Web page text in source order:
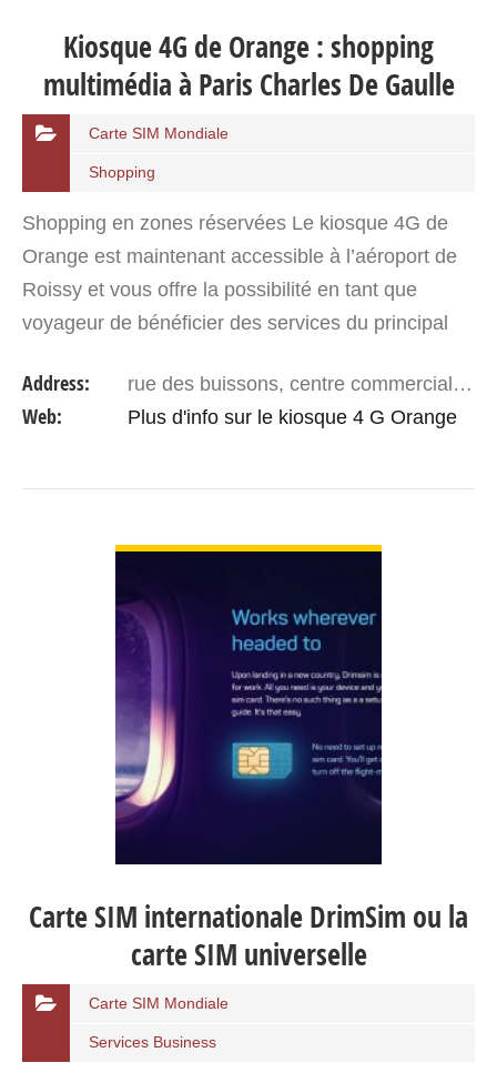
Kiosque 4G de Orange : shopping
multimédia à Paris Charles De Gaulle
Carte SIM Mondiale
Shopping
Shopping en zones réservées Le kiosque 4G de
Orange est maintenant accessible à l’aéroport de
Roissy et vous offre la possibilité en tant que
voyageur de bénéficier des services du principal
boutique des…
Address: rue des buissons, centre commercial aeroville zone aeroportuaire, 93290 tremblay en france
Web: Plus d'info sur le kiosque 4 G Orange
Carte SIM internationale DrimSim ou la
carte SIM universelle
Carte SIM Mondiale
Services Business